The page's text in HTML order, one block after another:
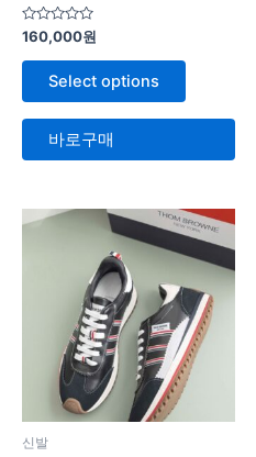
5
중
에
로
가
160,000원
Select options
바로구매
신발